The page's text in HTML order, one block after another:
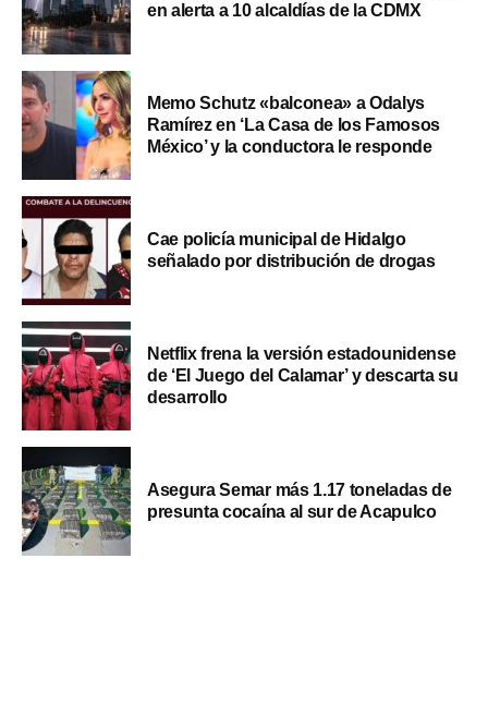
en alerta a 10 alcaldías de la CDMX
Memo Schutz «balconea» a Odalys
Ramírez en ‘La Casa de los Famosos
México’ y la conductora le responde
Cae policía municipal de Hidalgo
señalado por distribución de drogas
Netflix frena la versión estadounidense
de ‘El Juego del Calamar’ y descarta su
desarrollo
Asegura Semar más 1.17 toneladas de
presunta cocaína al sur de Acapulco